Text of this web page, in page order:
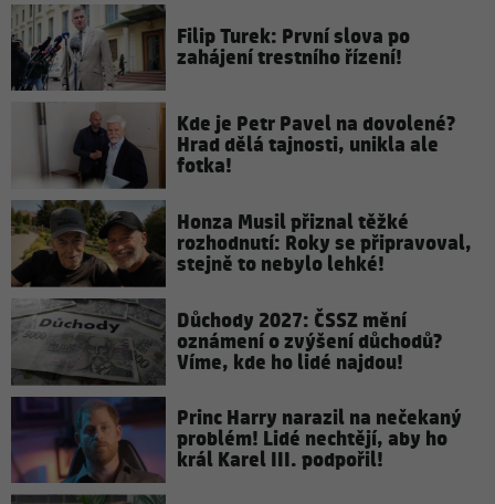
Filip Turek: První slova po
zahájení trestního řízení!
Kde je Petr Pavel na dovolené?
Hrad dělá tajnosti, unikla ale
fotka!
Honza Musil přiznal těžké
rozhodnutí: Roky se připravoval,
stejně to nebylo lehké!
Důchody 2027: ČSSZ mění
oznámení o zvýšení důchodů?
Víme, kde ho lidé najdou!
Princ Harry narazil na nečekaný
problém! Lidé nechtějí, aby ho
král Karel III. podpořil!